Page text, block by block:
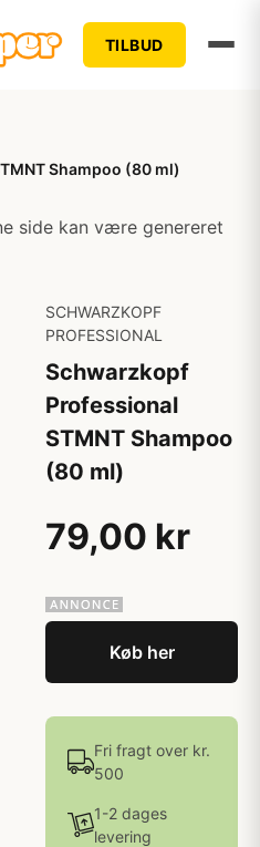
TILBUD
Shampoo (80 ml)
side kan være genereret
SCHWARZKOPF
PROFESSIONAL
Schwarzkopf
Professional
STMNT Shampoo
(80 ml)
79,00 kr
Køb her
Fri fragt over kr.
500
1-2 dages
levering